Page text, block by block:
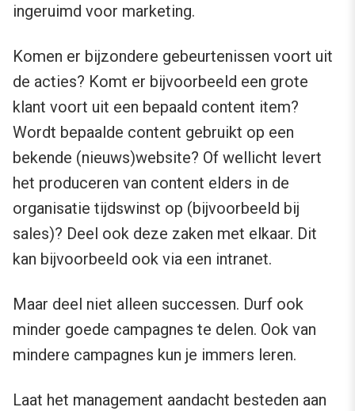
ingeruimd voor marketing.
Komen er bijzondere gebeurtenissen voort uit
de acties? Komt er bijvoorbeeld een grote
klant voort uit een bepaald content item?
Wordt bepaalde content gebruikt op een
bekende (nieuws)website? Of wellicht levert
het produceren van content elders in de
organisatie tijdswinst op (bijvoorbeeld bij
sales)? Deel ook deze zaken met elkaar. Dit
kan bijvoorbeeld ook via een intranet.
Maar deel niet alleen successen. Durf ook
minder goede campagnes te delen. Ook van
mindere campagnes kun je immers leren.
Laat het management aandacht besteden aan